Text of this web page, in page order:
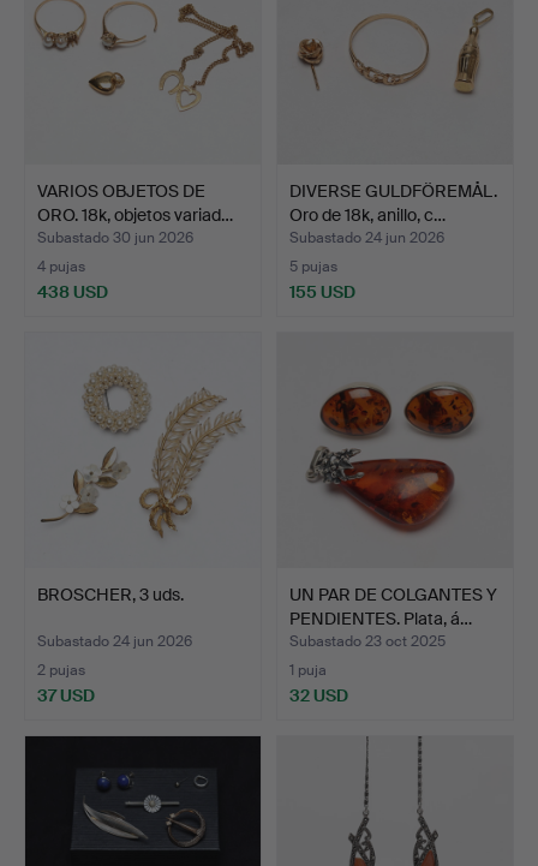
VARIOS OBJETOS DE
ORO. 18k, objetos variad…
Subastado 30 jun 2026
4 pujas
438 USD
DIVERSE GULDFÖREMÅL.
Oro de 18k, anillo, c…
Subastado 24 jun 2026
5 pujas
155 USD
BROSCHER, 3 uds.
Subastado 24 jun 2026
2 pujas
37 USD
UN PAR DE COLGANTES Y
PENDIENTES. Plata, á…
Subastado 23 oct 2025
1 puja
32 USD